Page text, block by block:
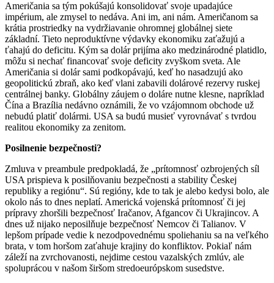
Američania sa tým pokúšajú konsolidovať svoje upadajúce
impérium, ale zmysel to nedáva. Ani im, ani nám. Američanom sa
krátia prostriedky na vydržiavanie ohromnej globálnej siete
základní. Tieto neproduktívne výdavky ekonomiku zaťažujú a
ťahajú do deficitu. Kým sa dolár prijíma ako medzinárodné platidlo,
môžu si nechať financovať svoje deficity zvyškom sveta. Ale
Američania si dolár sami podkopávajú, keď ho nasadzujú ako
geopolitickú zbraň, ako keď vlani zabavili dolárové rezervy ruskej
centrálnej banky. Globálny záujem o doláre nutne klesne, napríklad
Čína a Brazília nedávno oznámili, že vo vzájomnom obchode už
nebudú platiť dolármi. USA sa budú musieť vyrovnávať s tvrdou
realitou ekonomiky za zenitom.
Posilnenie bezpečnosti?
Zmluva v preambule predpokladá, že „prítomnosť ozbrojených síl
USA prispieva k posilňovaniu bezpečnosti a stability Českej
republiky a regiónu“. Sú regióny, kde to tak je alebo kedysi bolo, ale
okolo nás to dnes neplatí. Americká vojenská prítomnosť či jej
prípravy zhoršili bezpečnosť Iračanov, Afgancov či Ukrajincov. A
dnes už nijako neposilňuje bezpečnosť Nemcov či Talianov. V
lepšom prípade vedie k nezodpovednému spoliehaniu sa na veľkého
brata, v tom horšom zaťahuje krajiny do konfliktov. Pokiaľ nám
záleží na zvrchovanosti, nejdime cestou vazalských zmlúv, ale
spoluprácou v našom širšom stredoeurópskom susedstve.